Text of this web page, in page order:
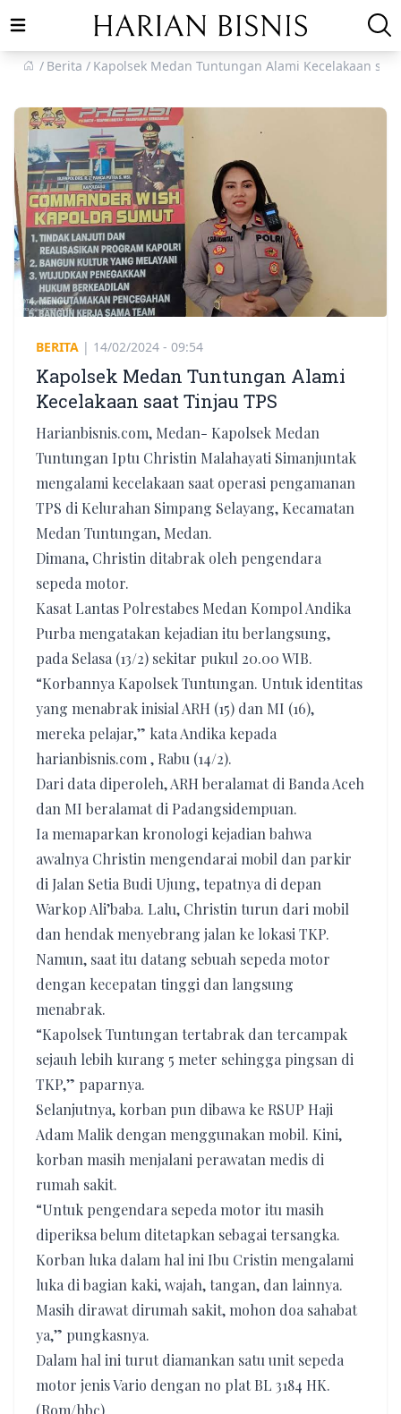
Open main menu
Berita
Kapolsek Medan Tuntungan Alami Kecelakaan
BERITA | 14/02/2024 - 09:54
Kapolsek Medan Tuntungan Alami
Kecelakaan saat Tinjau TPS
Harianbisnis.com, Medan- Kapolsek Medan
Tuntungan Iptu Christin Malahayati Simanjuntak
mengalami kecelakaan saat operasi pengamanan
TPS di Kelurahan Simpang Selayang, Kecamatan
Medan Tuntungan, Medan.
Dimana, Christin ditabrak oleh pengendara
sepeda motor.
Kasat Lantas Polrestabes Medan Kompol Andika
Purba mengatakan kejadian itu berlangsung,
pada Selasa (13/2) sekitar pukul 20.00 WIB.
“Korbannya Kapolsek Tuntungan. Untuk identitas
yang menabrak inisial ARH (15) dan MI (16),
mereka pelajar,” kata Andika kepada
harianbisnis.com , Rabu (14/2).
Dari data diperoleh, ARH beralamat di Banda Aceh
dan MI beralamat di Padangsidempuan.
Ia memaparkan kronologi kejadian bahwa
awalnya Christin mengendarai mobil dan parkir
di Jalan Setia Budi Ujung, tepatnya di depan
Warkop Ali’baba. Lalu, Christin turun dari mobil
dan hendak menyebrang jalan ke lokasi TKP.
Namun, saat itu datang sebuah sepeda motor
dengan kecepatan tinggi dan langsung
menabrak.
“Kapolsek Tuntungan tertabrak dan tercampak
sejauh lebih kurang 5 meter sehingga pingsan di
TKP,” paparnya.
Selanjutnya, korban pun dibawa ke RSUP Haji
Adam Malik dengan menggunakan mobil. Kini,
korban masih menjalani perawatan medis di
rumah sakit.
“Untuk pengendara sepeda motor itu masih
diperiksa belum ditetapkan sebagai tersangka.
Korban luka dalam hal ini Ibu Cristin mengalami
luka di bagian kaki, wajah, tangan, dan lainnya.
Masih dirawat dirumah sakit, mohon doa sahabat
ya,” pungkasnya.
Dalam hal ini turut diamankan satu unit sepeda
motor jenis Vario dengan no plat BL 3184 HK.
(Rom/hbc)